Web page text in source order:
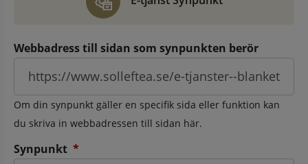
Webbadress till sidan som synpunkten berör
Om din synpunkt gäller en specifik sida eller funktion kan
du skriva in webbadressen till sidan här.
Synpunkt *